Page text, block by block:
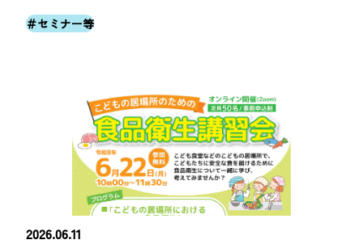
＃セミナー等
2026.06.11